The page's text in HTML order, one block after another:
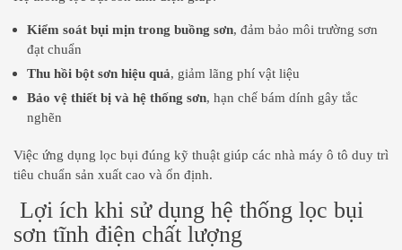
Kiểm soát bụi mịn trong buồng sơn, đảm bảo môi trường sơn
đạt chuẩn
Thu hồi bột sơn hiệu quả, giảm lãng phí vật liệu
Bảo vệ thiết bị và hệ thống sơn, hạn chế bám dính gây tắc
nghẽn
Việc ứng dụng lọc bụi đúng kỹ thuật giúp các nhà máy ô tô duy trì
tiêu chuẩn sản xuất cao và ổn định.
Lợi ích khi sử dụng hệ thống lọc bụi
sơn tĩnh điện chất lượng